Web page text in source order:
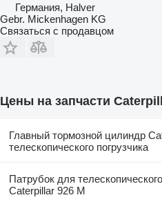
Германия, Halver
Gebr. Mickenhagen KG
Связаться с продавцом
Цены на запчасти
Главный тормозной цилиндр
телескопического погрузчика
Патрубок для
Caterpillar 926 M